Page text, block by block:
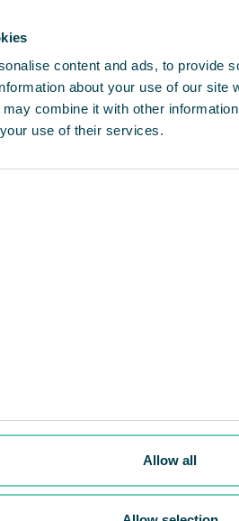
content and ads, to provide
about your use of our site
combine it with other
use of their services.
Allow all
les gaz et les odeurs
Choose Your Platform!